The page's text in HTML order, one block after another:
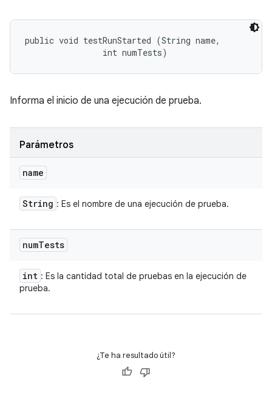
public void testRunStarted (String name,
                int numTests)
Informa el inicio de una ejecución de prueba.
Parámetros
name
String : Es el nombre de una ejecución de prueba.
numTests
int : Es la cantidad total de pruebas en la ejecución de
prueba.
¿Te ha resultado útil?